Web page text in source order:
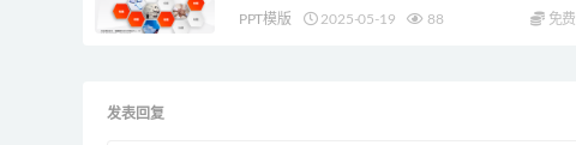
PPT模版 2025-05-19 88 免费
发表回复